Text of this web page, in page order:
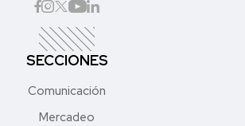
SECCIONES
Comunicación
Mercadeo